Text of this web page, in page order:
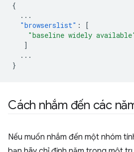
{
...
"browserslist" :
[
"baseline widely
]
...
}
Cách nhắm đến các
Nếu muốn nhắm đến một nhóm